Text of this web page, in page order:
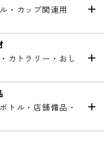
・カップ関連用
カトラリー・おし
トル・店舗備品・